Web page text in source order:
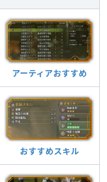
アーティアおすすめ
おすすめスキル